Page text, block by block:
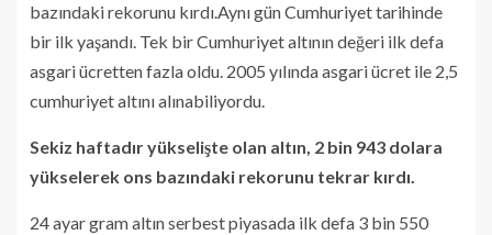
bazındaki rekorunu kırdı.Aynı gün Cumhuriyet tarihinde
bir ilk yaşandı. Tek bir Cumhuriyet altının değeri ilk defa
asgari ücretten fazla oldu. 2005 yılında asgari ücret ile 2,5
cumhuriyet altını alınabiliyordu.
Sekiz haftadır yükselişte olan altın, 2 bin 943 dolara
yükselerek ons bazındaki rekorunu tekrar kırdı.
24 ayar gram altın serbest piyasada ilk defa 3 bin 550